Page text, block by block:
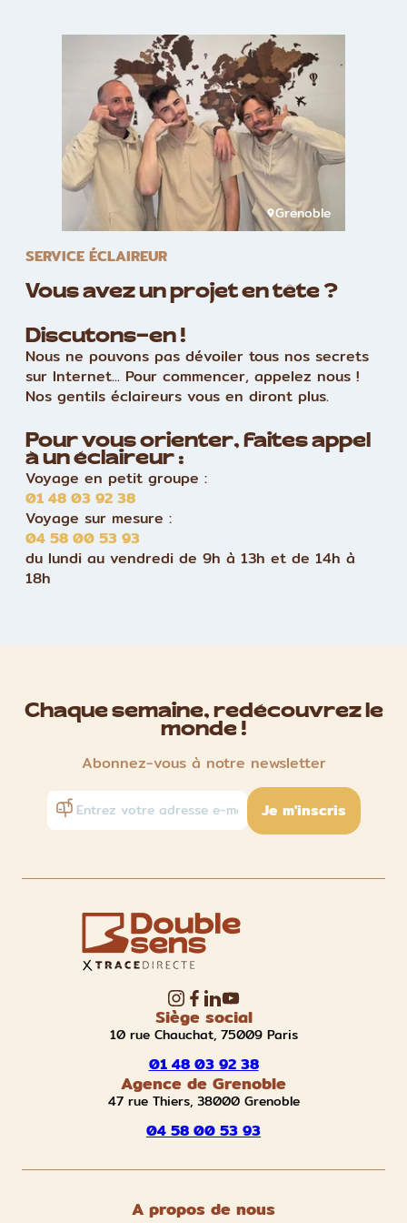
Grenoble
SERVICE ÉCLAIREUR
Vous avez un projet en tête ?
Discutons-en !
Nous ne pouvons pas dévoiler tous nos secrets
sur Internet... Pour commencer, appelez nous !
Nos gentils éclaireurs vous en diront plus.
Pour vous orienter, faites appel
à un éclaireur :
Voyage en petit groupe :
01 48 03 92 38
Voyage sur mesure :
04 58 00 53 93
du lundi au vendredi de 9h à 13h et de 14h à
18h
Chaque semaine, redécouvrez le
monde !
Abonnez-vous à notre newsletter
Je m'inscris
Siège social
10 rue Chauchat, 75009 Paris
01 48 03 92 38
Agence de Grenoble
47 rue Thiers, 38000 Grenoble
04 58 00 53 93
A propos de nous